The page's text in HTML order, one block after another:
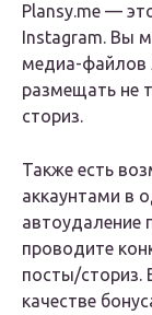
Plansy.me —
Instagram. Вы
медиа-файлов
размещать не
сториз.
Также есть
аккаунтами в
автоудаление
проводите
посты/сториз.
качестве